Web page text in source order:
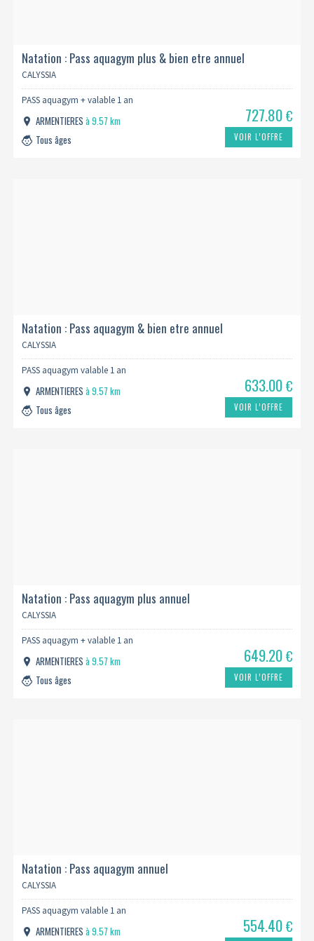
Natation : Pass aquagym plus & bien etre annuel
CALYSSIA
PASS aquagym + valable 1 an
ARMENTIERESà 9.57 km
Tous âges
727.80€
VOIR L’OFFRE
Natation : Pass aquagym & bien etre annuel
CALYSSIA
PASS aquagym valable 1 an
ARMENTIERESà 9.57 km
Tous âges
633.00€
VOIR L’OFFRE
Natation : Pass aquagym plus annuel
CALYSSIA
PASS aquagym + valable 1 an
ARMENTIERESà 9.57 km
Tous âges
649.20€
VOIR L’OFFRE
Natation : Pass aquagym annuel
CALYSSIA
PASS aquagym valable 1 an
ARMENTIERESà 9.57 km
554.40€